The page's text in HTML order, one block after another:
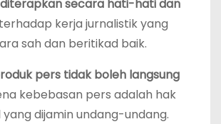
secara hati-hati dan
terhadap kerja jurnalistik yang
sah dan beritikad baik.
pers tidak boleh langsung
kebebasan pers adalah hak
dijamin undang-undang.